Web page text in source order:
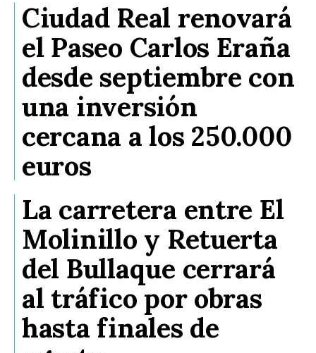
Ciudad Real renovará
el Paseo Carlos Eraña
desde septiembre con
una inversión
cercana a los 250.000
euros
La carretera entre El
Molinillo y Retuerta
del Bullaque cerrará
al tráfico por obras
hasta finales de